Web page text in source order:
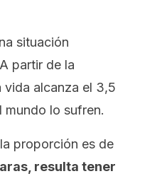
situación
partir de la
vida alcanza el 3,5
mundo lo sufren.
proporción es de
resulta tener